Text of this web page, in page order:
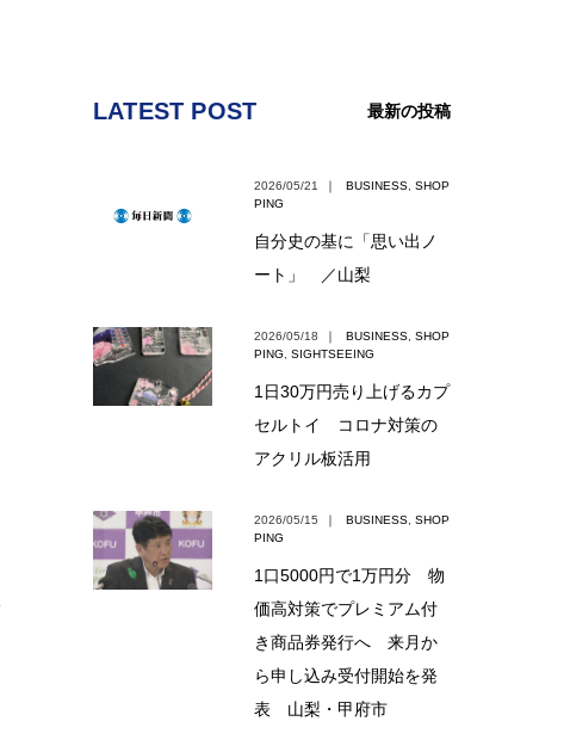
LATEST POST 最新の投稿
2026/05/21 ｜ BUSINESS SHOP
PING
自分史の基に「思い出ノ
ート」 ／山梨
2026/05/18 ｜ BUSINESS SHOP
PING
SIGHTSEEING
1日30万円売り上げるカプ
セルトイ コロナ対策の
アクリル板活用
2026/05/15 ｜ BUSINESS SHOP
PING
1口5000円で1万円分 物
価高対策でプレミアム付
き商品券発行へ 来月か
ら申し込み受付開始を発
表 山梨・甲府市